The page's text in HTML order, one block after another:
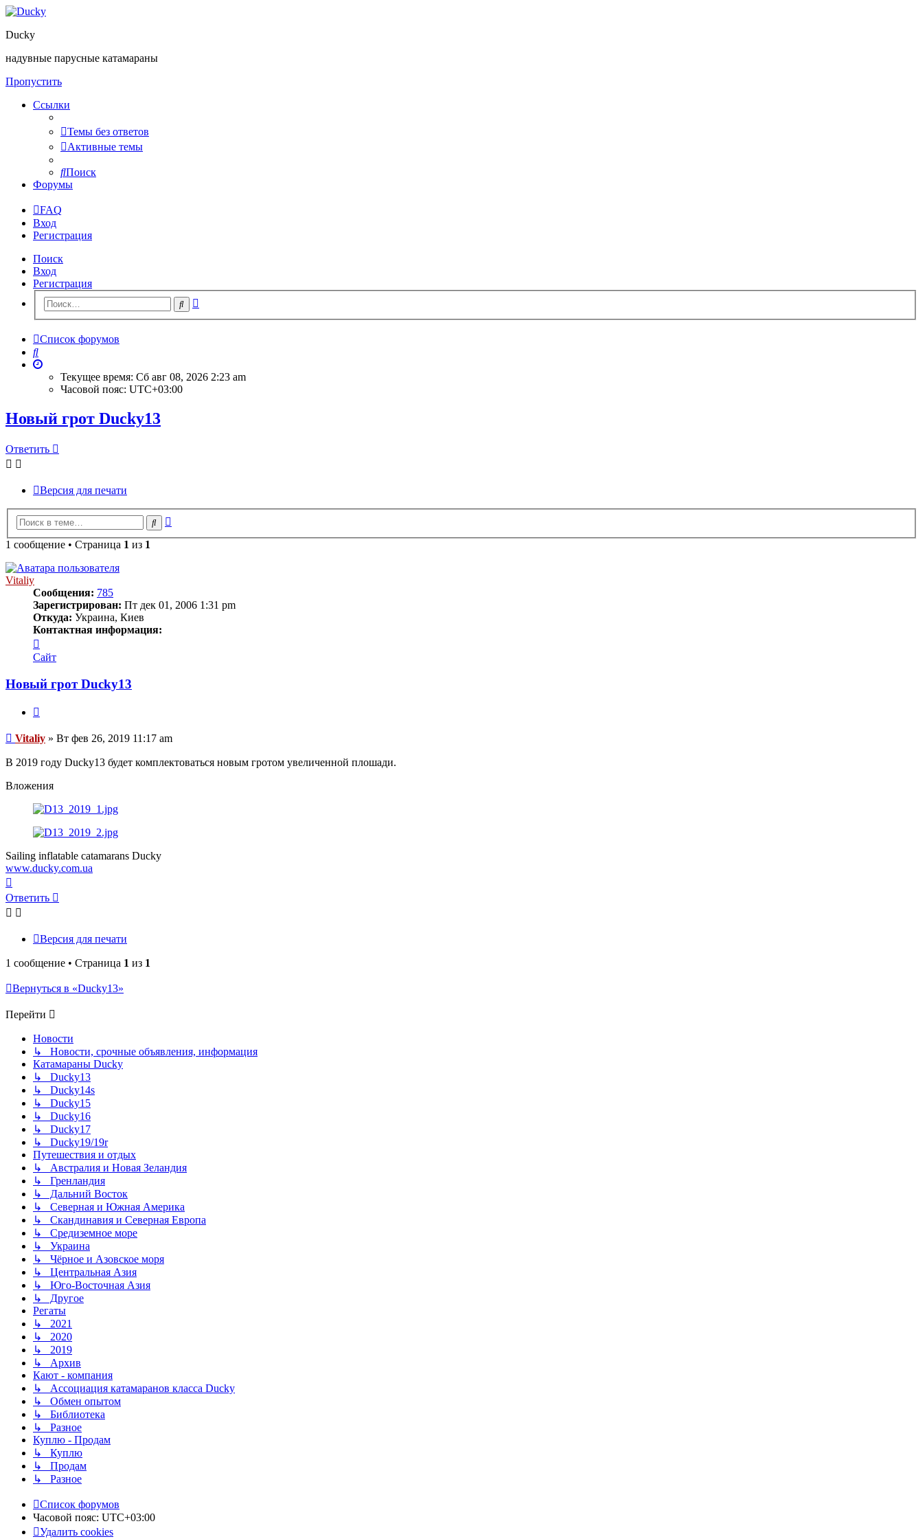
Ducky
надувные парусные катамараны
Пропустить
Ссылки
Темы без ответов
Активные темы
Поиск
Форумы
FAQ
Вход
Регистрация
Поиск
Вход
Регистрация
Поиск
Список форумов
Поиск
Текущее время: Сб авг 08, 2026 2:23 am
Часовой пояс: UTC+03:00
Новый грот Ducky13
Ответить
Версия для печати
Поиск
1 сообщение • Страница 1 из 1
Vitaliy
Сообщения: 785
Зарегистрирован: Пт дек 01, 2006 1:31 pm
Откуда: Украина, Киев
Контактная информация:
информация
пользователя
Vitaliy
Сайт
Новый грот Ducky13
Сообщение
Vitaliy » Вт фев 26, 2019 11:17 am
В 2019 году Ducky13 будет комплектоваться новым гротом увеличенной плошади.
Вложения
Sailing inflatable catamarans Ducky
www.ducky.com.ua
к
началу
Ответить
Версия для печати
1 сообщение • Страница 1 из 1
Вернуться в «Ducky13»
Перейти
Новости
↳ Новости, срочные объявления, информация
Катамараны Ducky
↳ Ducky13
↳ Ducky14s
↳ Ducky15
↳ Ducky16
↳ Ducky17
↳ Ducky19/19r
Путешествия и отдых
↳ Австралия и Новая Зеландия
↳ Гренландия
↳ Дальний Восток
↳ Северная и Южная Америка
↳ Скандинавия и Северная Европа
↳ Средиземное море
↳ Украина
↳ Чёрное и Азовское моря
↳ Центральная Азия
↳ Юго-Восточная Азия
↳ Другое
Регаты
↳ 2021
↳ 2020
↳ 2019
↳ Архив
Кают - компания
↳ Ассоциация катамаранов класса Ducky
↳ Обмен опытом
↳ Библиотека
↳ Разное
Куплю - Продам
↳ Куплю
↳ Продам
↳ Разное
Список форумов
Часовой пояс: UTC+03:00
Удалить cookies